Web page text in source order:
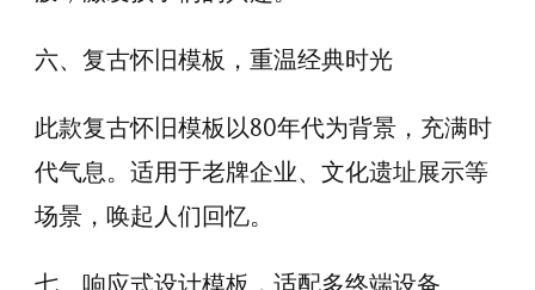
六、复古怀旧模板，重温经典时光
此款复古怀旧模板以80年代为背景，充满时
代气息。适用于老牌企业、文化遗址展示等
场景，唤起人们回忆。